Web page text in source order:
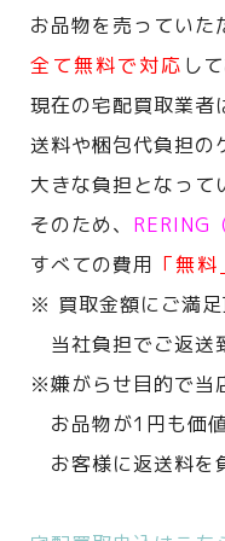
お品物を売っていた
全て無料で対応 し
現在の宅配買取業者
送料や梱包代負担の
大きな負担となって
そのため、 RERING
すべての費用 「無料
※ 買取金額にご満
当社負担でご返送
※嫌がらせ目的で当
お品物が1円も価
お客様に返送料を